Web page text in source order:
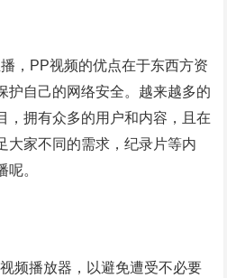
，PP视频的优点在于东西方资
护自己的网络安全。越来越多的
，拥有众多的用户和内容，且在
大家不同的需求，纪录片等内
呢。
频播放器，以避免遭受不必要